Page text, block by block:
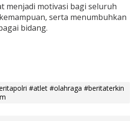
menjadi motivasi bagi seluruh
serta menumbuhkan
bidang.
#atlet #olahraga #beritaterkin